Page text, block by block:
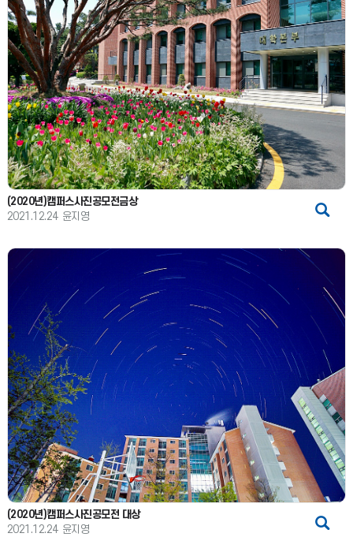
(2020년)캠퍼스사진공모전금상
2021.12.24 윤지영
(2020년)캠퍼스사진공모전 대상
2021.12.24 윤지영